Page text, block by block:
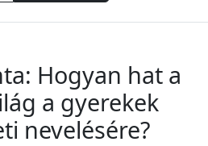
Hogyan hat a
a gyerekek
nevelésére?